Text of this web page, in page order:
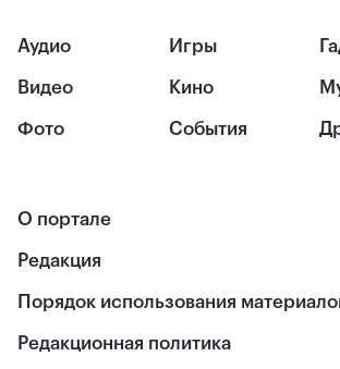
Аудио
Видео
Фото
Игры
Кино
События
О портале
Редакция
Порядок использования
Редакционная политика